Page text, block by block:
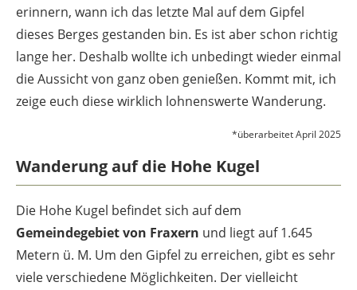
erinnern, wann ich das letzte Mal auf dem Gipfel
dieses Berges gestanden bin. Es ist aber schon richtig
lange her. Deshalb wollte ich unbedingt wieder einmal
die Aussicht von ganz oben genießen. Kommt mit, ich
zeige euch diese wirklich lohnenswerte Wanderung.
*überarbeitet April 2025
Wanderung aufdie Hohe Kugel
Die Hohe Kugel befindet sich auf dem
Gemeindegebiet von Fraxern und liegt auf 1.645
Metern ü. M. Um den Gipfel zu erreichen, gibt es sehr
viele verschiedene Möglichkeiten. Der vielleicht